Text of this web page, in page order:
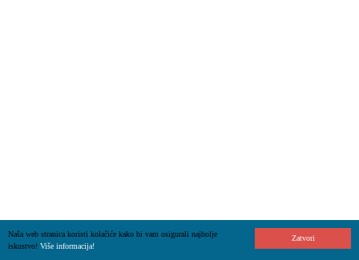
Zatvori
Naša web stranica koristi kolačiće kako bi vam osigurali najbolje
iskustvo! Više informacija!